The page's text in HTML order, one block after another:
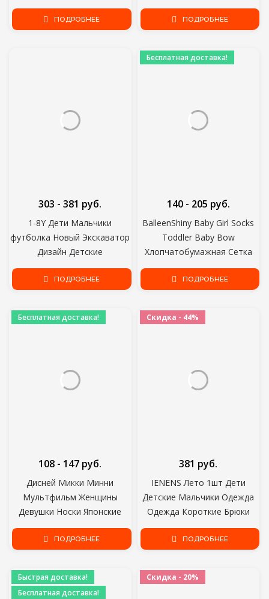
Hiphop Tee Tshirt Boy color
Clothes Drop
ПОДРОБНЕЕ
Свободные Шорты
Повседневные Брюки Хлопок
ПОДРОБНЕЕ
1-8Y Дети Мальчики
футболка Новый Экскаватор
Дизайн Детские
Хлопчатобумажные Топы
Летняя Одежда Малыш Мода
Играют Одежду
303 - 381 руб.
ПОДРОБНЕЕ
Бесплатная доставка!
BalleenShiny Baby Girl Socks
Toddler Baby Bow
Хлопчатобумажная Сетка
Дышащие Носки
Новорожденный Младенец
Носки для девочек 0-3 лет
140 - 205 руб.
ПОДРОБНЕЕ
Бесплатная доставка!
Дисней Микки Минни
Мультфильм Женщины
Девушки Носки Японские
дамы Мягкий Дышащий
Носок Хлопок Лодка
Носки для женщин
108 - 147 руб.
ПОДРОБНЕЕ
Скидка - 44%
IENENS Лето 1шт Дети
Детские Мальчики Одежда
Одежда Короткие Брюки
Малыш Младенец Мальчик
Брюки Джинсовые Шорты
Комбинезоны
381 руб.
ПОДРОБНЕЕ
Быстрая доставка!
Бесплатная доставка!
Скидка - 20%